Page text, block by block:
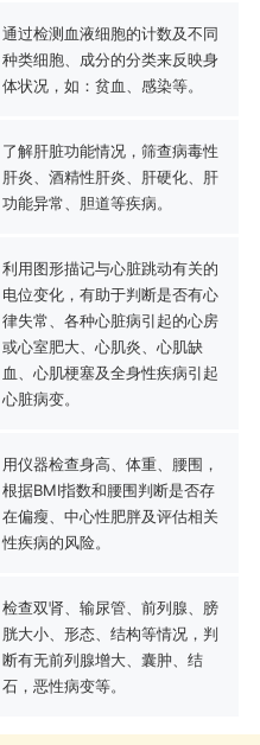
通过检测血液细胞的计数及不同
种类细胞、成分的分类来反映身
体状况，如：贫血、感染等。
了解肝脏功能情况，筛查病毒性
肝炎、酒精性肝炎、肝硬化、肝
功能异常、胆道等疾病。
利用图形描记与心脏跳动有关的
电位变化，有助于判断是否有心
律失常、各种心脏病引起的心房
或心室肥大、心肌炎、心肌缺
血、心肌梗塞及全身性疾病引起
心脏病变。
用仪器检查身高、体重、腰围，
根据BMI指数和腰围判断是否存
在偏瘦、中心性肥胖及评估相关
性疾病的风险。
检查双肾、输尿管、前列腺、膀
胱大小、形态、结构等情况，判
断有无前列腺增大、囊肿、结
石，恶性病变等。